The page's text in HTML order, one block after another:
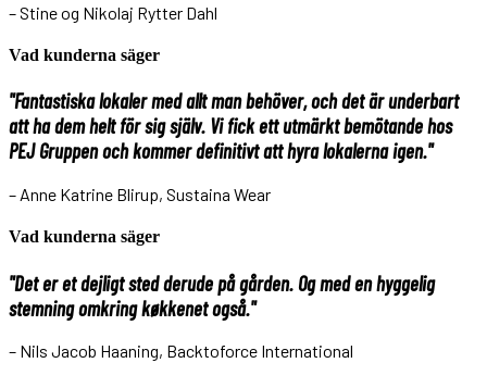
– Stine og Nikolaj Rytter Dahl
Vad kunderna säger
"Fantastiska lokaler med allt man behöver, och det är underbart
att ha dem helt för sig själv. Vi fick ett utmärkt bemötande hos
PEJ Gruppen och kommer definitivt att hyra lokalerna igen."
– Anne Katrine Blirup, Sustaina Wear
Vad kunderna säger
"Det er et dejligt sted derude på gården. Og med en hyggelig
stemning omkring køkkenet også."
– Nils Jacob Haaning, Backtoforce International